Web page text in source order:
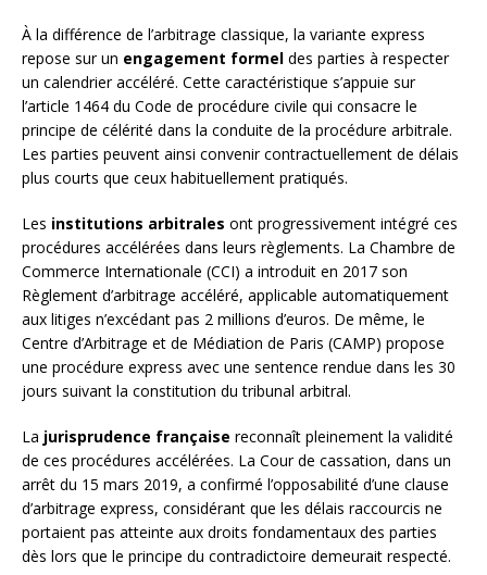
À la différence de l’arbitrage classique, la variante express
repose sur un engagement formel des parties à respecter
un calendrier accéléré. Cette caractéristique s’appuie sur
l’article 1464 du Code de procédure civile qui consacre le
principe de célérité dans la conduite de la procédure arbitrale.
Les parties peuvent ainsi convenir contractuellement de délais
plus courts que ceux habituellement pratiqués.
Les institutions arbitrales ont progressivement intégré ces
procédures accélérées dans leurs règlements. La Chambre de
Commerce Internationale (CCI) a introduit en 2017 son
Règlement d’arbitrage accéléré, applicable automatiquement
aux litiges n’excédant pas 2 millions d’euros. De même, le
Centre d’Arbitrage et de Médiation de Paris (CAMP) propose
une procédure express avec une sentence rendue dans les 30
jours suivant la constitution du tribunal arbitral.
La jurisprudence française reconnaît pleinement la validité
de ces procédures accélérées. La Cour de cassation, dans un
arrêt du 15 mars 2019, a confirmé l’opposabilité d’une clause
d’arbitrage express, considérant que les délais raccourcis ne
portaient pas atteinte aux droits fondamentaux des parties
dès lors que le principe du contradictoire demeurait respecté.